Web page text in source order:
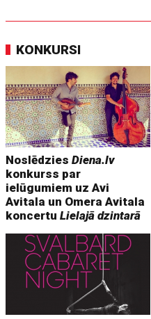
KONKURSI
NoslēdziesDiena.lv
konkurss par
ielūgumiem uz Avi
Avitala un Omera Avitala
koncertuLielajā dzintarā